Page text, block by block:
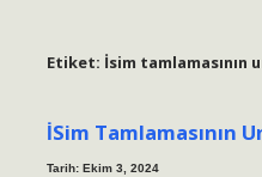
Etiket: İsim tamlamasının
İSim Tamlamasının
Tarih: Ekim 3, 2024